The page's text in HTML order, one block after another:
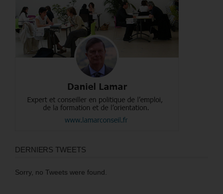
DERNIERS TWEETS
Sorry, no Tweets were found.